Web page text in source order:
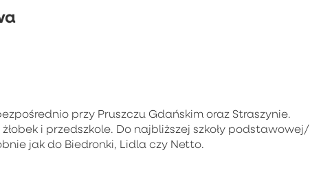
przy Pruszczu Gdańskim oraz Straszynie.
i przedszkole. Do najbliższej szkoły podstawowej/
jak do Biedronki, Lidla czy Netto.